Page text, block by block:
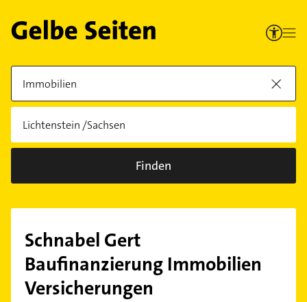
Finden
Schnabel Gert
Baufinanzierung Immobilien
Versicherungen